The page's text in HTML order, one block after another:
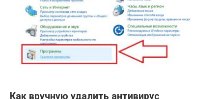
Как вручную удалить антивирус